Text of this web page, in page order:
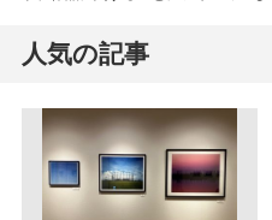
人気の記事